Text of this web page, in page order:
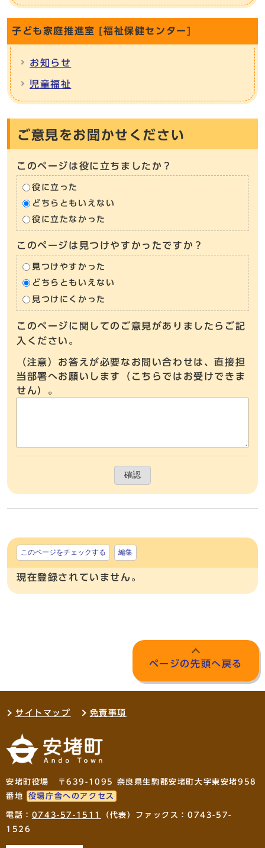
子ども家庭推進室 [福祉保健センター]
お知らせ
児童福祉
ご意見をお聞かせください
このページは役に立ちましたか？
役に立った
どちらともいえない
役に立たなかった
このページは見つけやすかったですか？
見つけやすかった
どちらともいえない
見つけにくかった
このページに関してのご意見がありましたらご記
入ください。
（注意）お答えが必要なお問い合わせは、直接担
当部署へお願いします（こちらではお受けできま
せん）。
確認
このページをチェックする 編集
現在登録されていません。
ページの先頭へ戻る
サイトマップ 免責事項
安堵町役場 〒639-1095 奈良県生駒郡安堵町大字東安堵958
番地
役場庁舎へのアクセス
電話： 0743-57-1511
（代表）ファックス：0743-57-
1526